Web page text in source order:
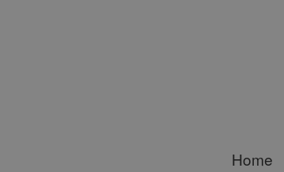
Home